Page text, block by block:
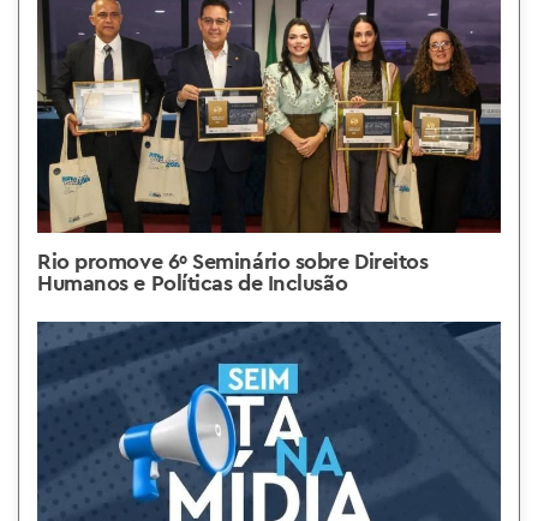
Rio promove 6º Seminário sobre Direitos
Humanos e Políticas de Inclusão